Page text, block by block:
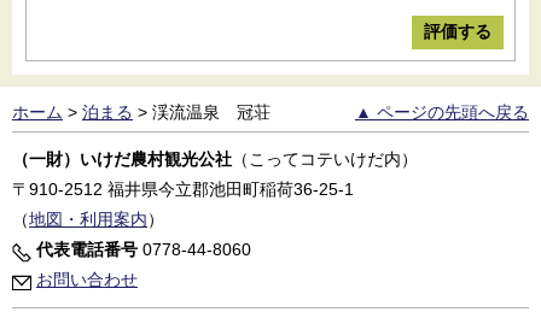
ホーム > 泊まる > 渓流温泉 冠荘 ▲ ページの先頭へ戻る
（一財）いけだ農村観光公社 （こってコテいけだ内）
〒910-2512 福井県今立郡池田町稲荷36-25-1
（地図・利用案内）
代表電話番号 0778-44-8060
お問い合わせ